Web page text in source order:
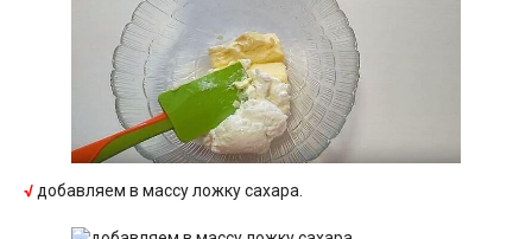
√ добавляем в массу ложку сахара.